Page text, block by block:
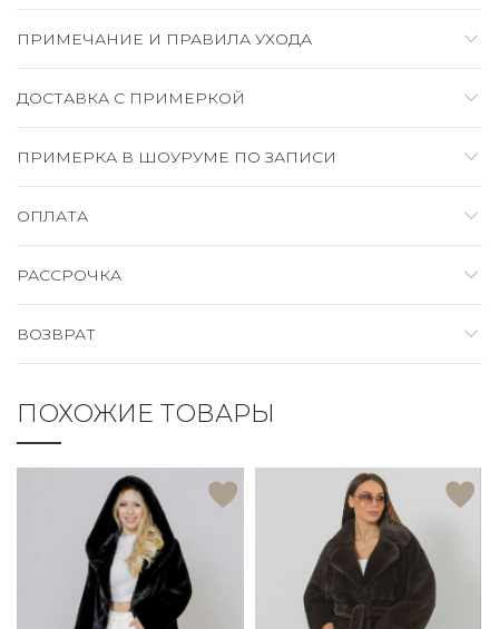
ПРИМЕЧАНИЕ И ПРАВИЛА УХОДА
ДОСТАВКА C ПРИМЕРКОЙ
ПРИМЕРКА В ШОУРУМЕ ПО ЗАПИСИ
ОПЛАТА
РАССРОЧКА
ВОЗВРАТ
ПОХОЖИЕ ТОВАРЫ